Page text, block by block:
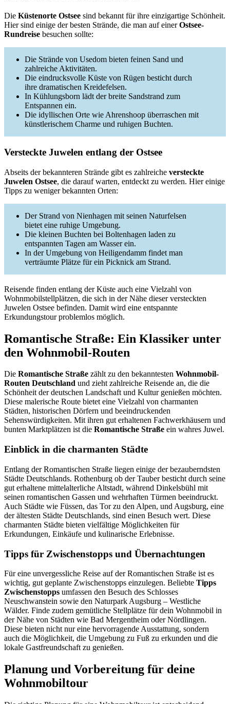
Die Küstenorte Ostsee sind bekannt für ihre einzigartige Schönheit.
Hier sind einige der besten Strände, die man auf einerOstsee-
Rundreise besuchen sollte:
Die Strände von Usedom bieten feinen Sand und
zahlreiche Aktivitäten.
Die eindrucksvolle Küste von Rügen besticht durch
ihre dramatischen Kreidefelsen.
In Kühlungsborn lädt der breite Sandstrand zum
Entspannen ein.
Die idyllischen Orte wie Ahrenshoop überraschen mit
künstlerischem Charme und ruhigen Buchten.
Versteckte Juwelen entlang der Ostsee
Abseits der bekannteren Strände gibt es zahlreiche versteckte
Juwelen Ostsee, die darauf warten, entdeckt zu werden. Hier einige
Tipps zu weniger bekannten Orten:
Der Strand von Nienhagen mit seinen Naturfelsen
bietet eine ruhige Umgebung.
Die kleinen Buchten bei Boltenhagen laden zu
entspannten Tagen am Wasser ein.
In der Umgebung von Heiligendamm findet man
verträumte Plätze für ein Picknick am Strand.
Reisende finden entlang der Küste auch eine Vielzahl von
Wohnmobilstellplätzen, die sich in der Nähe dieser versteckten
Juwelen Ostsee befinden. Damit wird eine entspannte
Erkundungstour problemlos möglich.
Romantische Straße: Ein Klassiker unter
den Wohnmobil-Routen
Die Romantische Straße zählt zu den bekanntesten Wohnmobil-
Routen Deutschland und zieht zahlreiche Reisende an, die die
Schönheit der deutschen Landschaft und Kultur genießen möchten.
Diese malerische Route bietet eine Vielzahl von charmanten
Städten, historischen Dörfern und beeindruckenden
Sehenswürdigkeiten. Mit ihren gut erhaltenen Fachwerkhäusern und
bunten Marktplätzen ist die Romantische Straße ein wahres Juwel.
Einblick in die charmanten Städte
Entlang der Romantischen Straße liegen einige der bezauberndsten
Städte Deutschlands. Rothenburg ob der Tauber besticht durch seine
gut erhaltene mittelalterliche Altstadt, während Dinkelsbühl mit
seinen romantischen Gassen und wehrhaften Türmen beeindruckt.
Auch Städte wie Füssen, das Tor zu den Alpen, und Augsburg, eine
der ältesten Städte Deutschlands, sind einen Besuch wert. Diese
charmanten Städte bieten vielfältige Möglichkeiten für
Erkundungen, Einkäufe und kulinarische Erlebnisse.
Tipps für Zwischenstopps und Übernachtungen
Für eine unvergessliche Reise auf der Romantischen Straße ist es
wichtig, gut geplante Zwischenstopps einzulegen. Beliebte Tipps
Zwischenstopps umfassen den Besuch des Schlosses
Neuschwanstein sowie den Naturpark Augsburg – Westliche
Wälder. Finde zudem gemütliche Stellplätze für dein Wohnmobil in
der Nähe von Städten wie Bad Mergentheim oder Nördlingen.
Diese bieten nicht nur eine hervorragende Ausstattung, sondern
auch die Möglichkeit, die Umgebung zu Fuß zu erkunden und die
lokale Gastfreundschaft zu genießen.
Planung und Vorbereitung für deine
Wohnmobiltour